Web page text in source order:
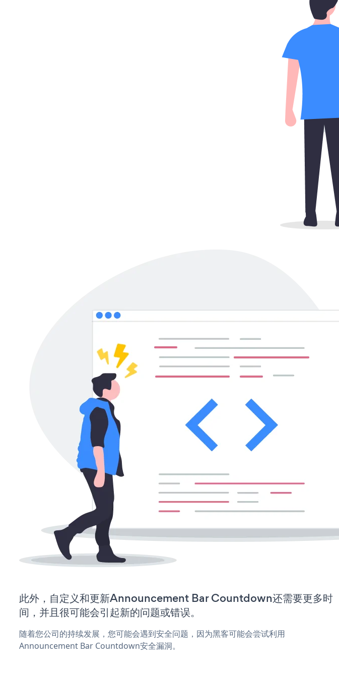
此外，自定义和更新Announcement Bar Countdown还需要更多时
间，并且很可能会引起新的问题或错误。
随着您公司的持续发展，您可能会遇到安全问题，因为黑客可能会尝试利用
Announcement Bar Countdown安全漏洞。